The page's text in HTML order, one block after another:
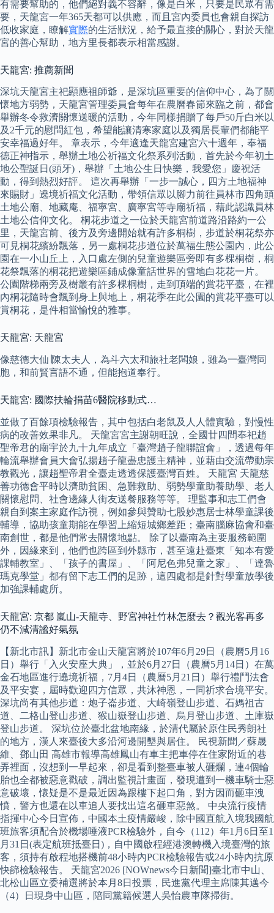
有需要幫助的，他們絕對義不容辭，像是白米，只要是民眾有需
要，天龍宮一年365天都可以供應，而且宮內委員也會親自探訪
低收家庭，瞭解實際的生活狀況，給予最直接的關心，對於天龍
宮的善心幫助，地方里長都表示相當感謝。
天龍宮: 推薦新聞
深坑天龍宮主祀顯應祖師爺，是深坑區重要的信仰中心，為了關
懷地方弱勢，天龍宮管理委員會每年在農曆春節來臨之前，都會
舉辦冬令救濟關懷送暖的活動，今年同樣捐贈了每戶50斤白米以
及2千元的慰問紅包，希望能讓清寒家庭以及獨居長輩們都能平
安幸福過好年。 章表示，今年適逢天龍宮建宮六十週年，奉福
德正神指示，舉辦土地公祈福文化祭系列活動，首先於今年初土
地公聖誕日(頭牙)，舉辦「土地公生日快樂，我愛您」慶祝活
動，得到熱烈好評。 這次再舉辦「一步一誠心，四方土地福神
來賜財」遶境祈福文化活動，帶領信眾以腳力前往員林市四角頭
土地公廟、地藏庵、福寧宮、廣寧宮等寺廟祈福，藉此認識員林
土地公信仰文化。 桐花步道之一位於天龍宮前道路沿路約一公
里，天龍宮前、後方及旁邊開始就有許多桐樹，步道於桐花祭亦
可見桐花繽紛飄落，另一處桐花步道位於萬福生態公園內，此公
園在一小山丘上，入口處左側的兒童遊樂區旁即有多棵桐樹，桐
花祭飄落的桐花把遊樂區鋪成像童話世界的雪地白花花一片。
公園階梯兩旁及樹叢有許多棵桐樹，走到頂端的賞花平臺，在裡
內桐花隨時會飄到身上與地上，桐花季在此公園的賞花平臺可以
賞桐花，是件相當愉悅的雅事。
天龍宮: 天龍宮
像慈德大仙∣陳太夫人，為斗六太和旅社老闆娘，雖為一臺灣同
胞，和前賢言語不通，但能抱道奉行。
天龍宮: 國際扶輪捐苗6醫院移動式…
並做了百餘項檢驗報告，其中包括白老鼠及人人體實驗，對慢性
病的改善效果非凡。 天龍宮宮主謝朝旺說，全國廿四間奉祀趙
聖帝君的廟宇於九十九年成立「臺灣趙子龍聯誼會」，透過每年
輪流舉辦會員大會弘揚趙子龍盡忠護主精神，並藉由交流帶動宗
教觀光，讓趙聖帝君全臺走透透保護臺灣百姓。 天龍宮 天龍慈
善功德會平時以濟助貧困、急難救助、弱勢學童助養助學、老人
關懷慰問、社會邊緣人街友送餐服務等等。 理監事和志工們會
親自到案主家庭作訪視，例如參與贊助七股妙惠居士林學童課後
輔導，協助孩童期能在學習上縮短城鄉差距；臺南腦麻協會和臺
南創世，都是他們常去關懷地點。 除了以臺南為主要服務範圍
外，因緣來到，他們也跨區到外縣市，甚至遠赴臺東「知本有愛
課輔教室」、「孩子的書屋」、「阿尼色弗兒童之家」、「達魯
瑪克學堂」都有留下志工們的足跡，這四處都是針對學童放學後
加強課輔處所。
天龍宮: 京都 嵐山-天龍寺、野宮神社竹林怎麼去？觀光客再多
仍不減清謐好氣氛
【新北市訊】新北市金山天龍宮將於107年6月29日（農曆5月16
日）舉行「入火安座大典」，並於6月27日（農曆5月14日）在萬
金石地區進行遶境祈福，7月4日（農曆5月21日）舉行禮鬥法會
及平安宴，屆時歡迎四方信眾，共沐神恩，一同祈求合境平安。
深坑尚有其他步道：炮子崙步道、大崎嶺登山步道、石媽祖古
道、二格山登山步道、猴山嶽登山步道、烏月登山步道、土庫嶽
登山步道。 深坑位於臺北盆地南緣，於清代屬於原住民秀朗社
的地方，漢人來臺後大多沿河邊開墾與居住。 民視新聞／蘇晟
維、鄧山田 高雄市報導高雄鳳山有車主把車停在住家附近的巷
弄裡面，沒想到一早起來，卻是看到整臺車被人砸爛，連4個輪
胎也全都被惡意戳破，調出監視計畫面，發現遭到一機車騎士惡
意破壞，懷疑是不是最近因為跟樓下起口角，對方因而砸車洩
憤，警方也還在以車追人要找出這名砸車惡煞。 中央流行疫情
指揮中心今日宣佈，中國本土疫情嚴峻，除中國直航入境我國航
班旅客須配合於機場唾液PCR檢驗外，自今（112）年1月6日至1
月31日(表定航班抵臺日)，自中國啟程經港澳轉機入境臺灣的旅
客，須持有啟程地搭機前48小時內PCR檢驗報告或24小時內抗原
快篩檢驗報告。 天龍宮2026 [NOWnews今日新聞]臺北市中山、
北松山區立委補選將於本月8日投票，民進黨代理主席陳其邁今
（4）日現身中山區，陪同黨籍候選人吳怡農車隊掃街。